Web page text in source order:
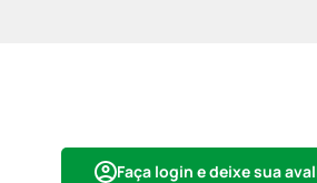
Faça login e deixe sua